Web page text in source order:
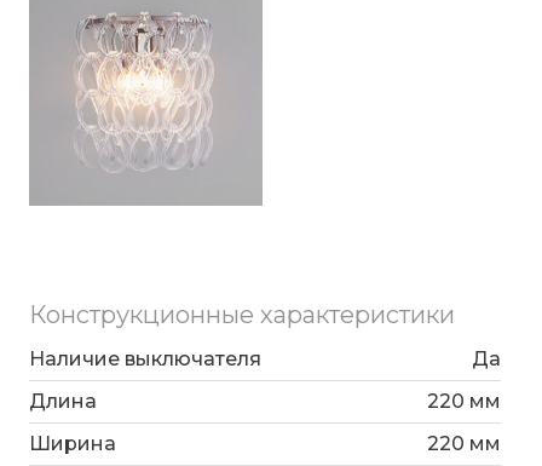
утонченного дизайна. Многоярусный
водопад с прозрачными каплями наполняет
пространство атмосферой торжественности и
освежает интерьер, придавая ему эффект
визуальной легкости.
Конструкционные характеристики
Наличие выключателя
Да
Длина
220 мм
Ширина
220 мм